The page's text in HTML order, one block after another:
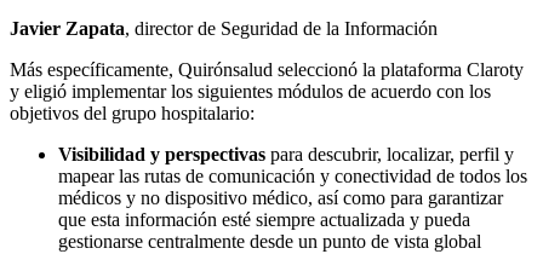
Javier Zapata, director de Seguridad de la Información
Más específicamente, Quirónsalud seleccionó la plataforma Claroty
y eligió implementar los siguientes módulos de acuerdo con los
objetivos del grupo hospitalario:
Visibilidad y perspectivas para descubrir, localizar, perfil y
mapear las rutas de comunicación y conectividad de todos los
médicos y no dispositivo médico, así como para garantizar
que esta información esté siempre actualizada y pueda
gestionarse centralmente desde un punto de vista global